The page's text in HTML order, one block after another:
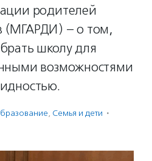
родителей
(МГАРДИ) – о том,
школу для
возможностями
, Семья и дети ·